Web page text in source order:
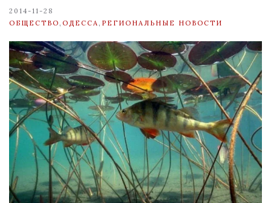
2014-11-28
ОБЩЕСТВО ОДЕССА РЕГИОНАЛЬНЫЕ НОВОСТИ